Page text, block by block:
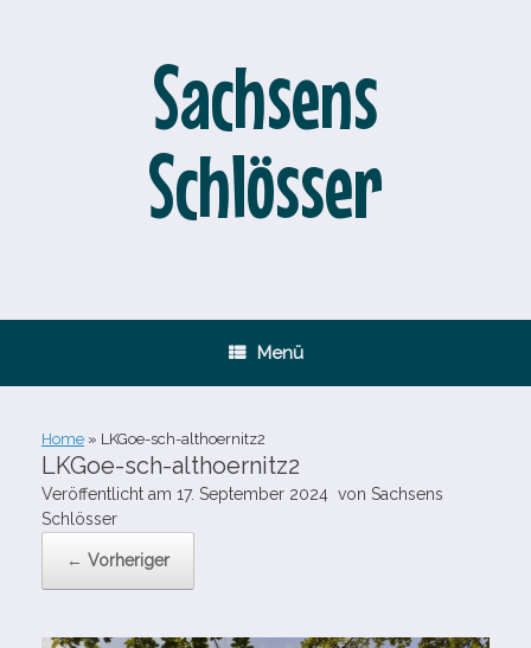
Sachsens
Schlösser
Menü
Home » LKGoe-​sch-​althoernitz2
LKGoe-​sch-​althoernitz2
Veröffentlicht am 17. September 2024 von Sachsens
Schlösser
← Vorheriger